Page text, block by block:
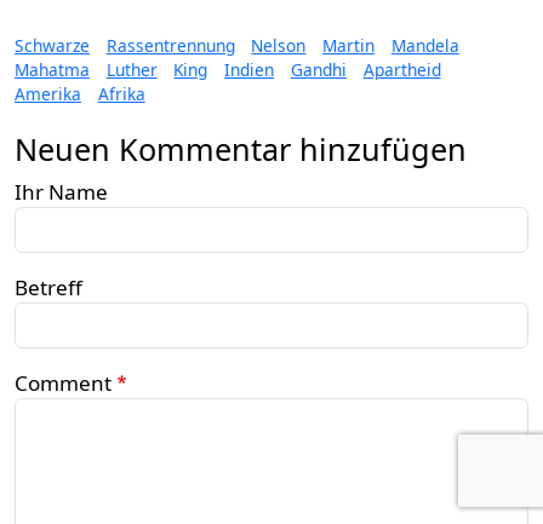
Schwarze Rassentrennung Nelson Martin
Mandela
Mahatma
Luther King Indien Gandhi
Apartheid
Amerika
Afrika
Neuen Kommentar hinzufügen
Ihr Name
Betreff
Comment